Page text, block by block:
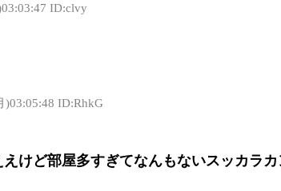
ID:clvy
)03:05:48 ID:RhkG
けど部屋多すぎてなんもないスッカラ